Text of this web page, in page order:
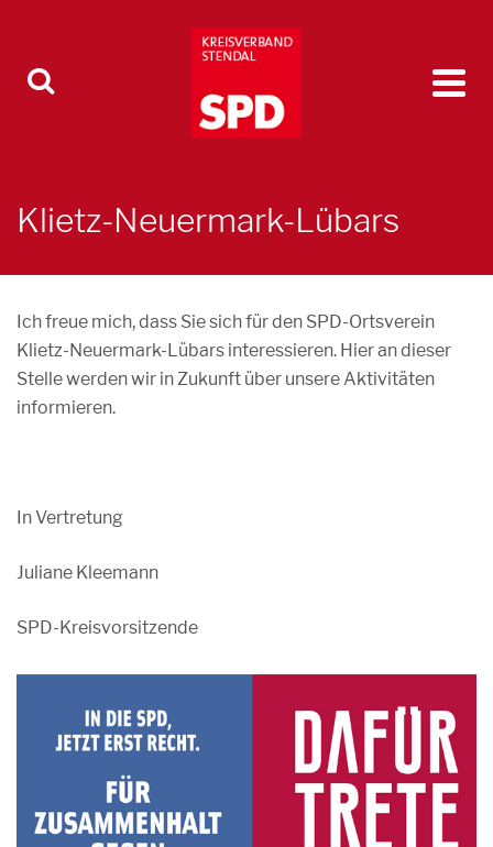
Klietz-Neuermark-Lübars
Ich freue mich, dass Sie sich für den SPD-Ortsverein
Klietz-Neuermark-Lübars interessieren. Hier an dieser
Stelle werden wir in Zukunft über unsere Aktivitäten
informieren.
In Vertretung
Juliane Kleemann
SPD-Kreisvorsitzende